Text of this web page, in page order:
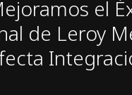
el
de Leroy